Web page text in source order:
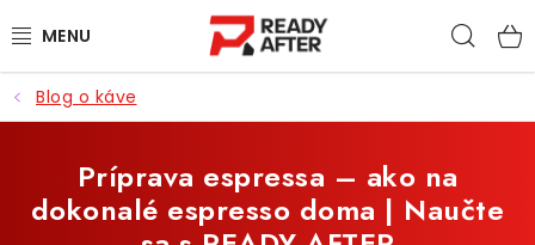
na
KÁVA
SYPANÉ ČAJE
CASCARA
Blog o káve
Príprava espressa – ako na
dokonalé espresso doma | Naučte